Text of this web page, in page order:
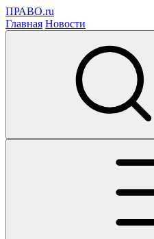
ПРАВО.ru
Главная Новости